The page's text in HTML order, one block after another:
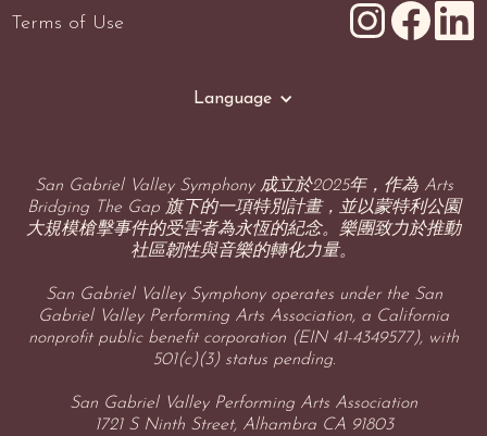
Terms of Use
Language
San Gabriel Valley Symphony 成立於2025年，作為 Arts
Bridging The Gap 旗下的一項特別計畫，並以蒙特利公園
大規模槍擊事件的受害者為永恆的紀念。樂團致力於推動
社區韌性與音樂的轉化力量。
San Gabriel Valley Symphony operates under the San
Gabriel Valley Performing Arts Association, a California
nonprofit public benefit corporation (EIN 41-4349577), with
501(c)(3) status pending.
San Gabriel Valley Performing Arts Association
1721 S Ninth Street, Alhambra CA 91803